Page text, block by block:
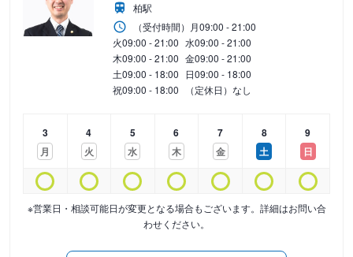
柏駅
（受付時間） 月09:00 - 21:00
火09:00 - 21:00 水09:00 - 21:00
木09:00 - 21:00 金09:00 - 21:00
土09:00 - 18:00 日09:00 - 18:00
祝09:00 - 18:00 （定休日）なし
3
月
4
火
5
水
6
木
7
金
8
土
9
日
※営業日・相談可能日が変更となる場合もございます。詳細はお問い合
わせください。